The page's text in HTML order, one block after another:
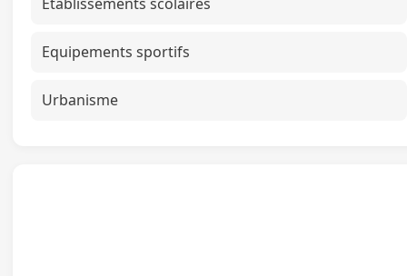
Equipements sportifs
Urbanisme